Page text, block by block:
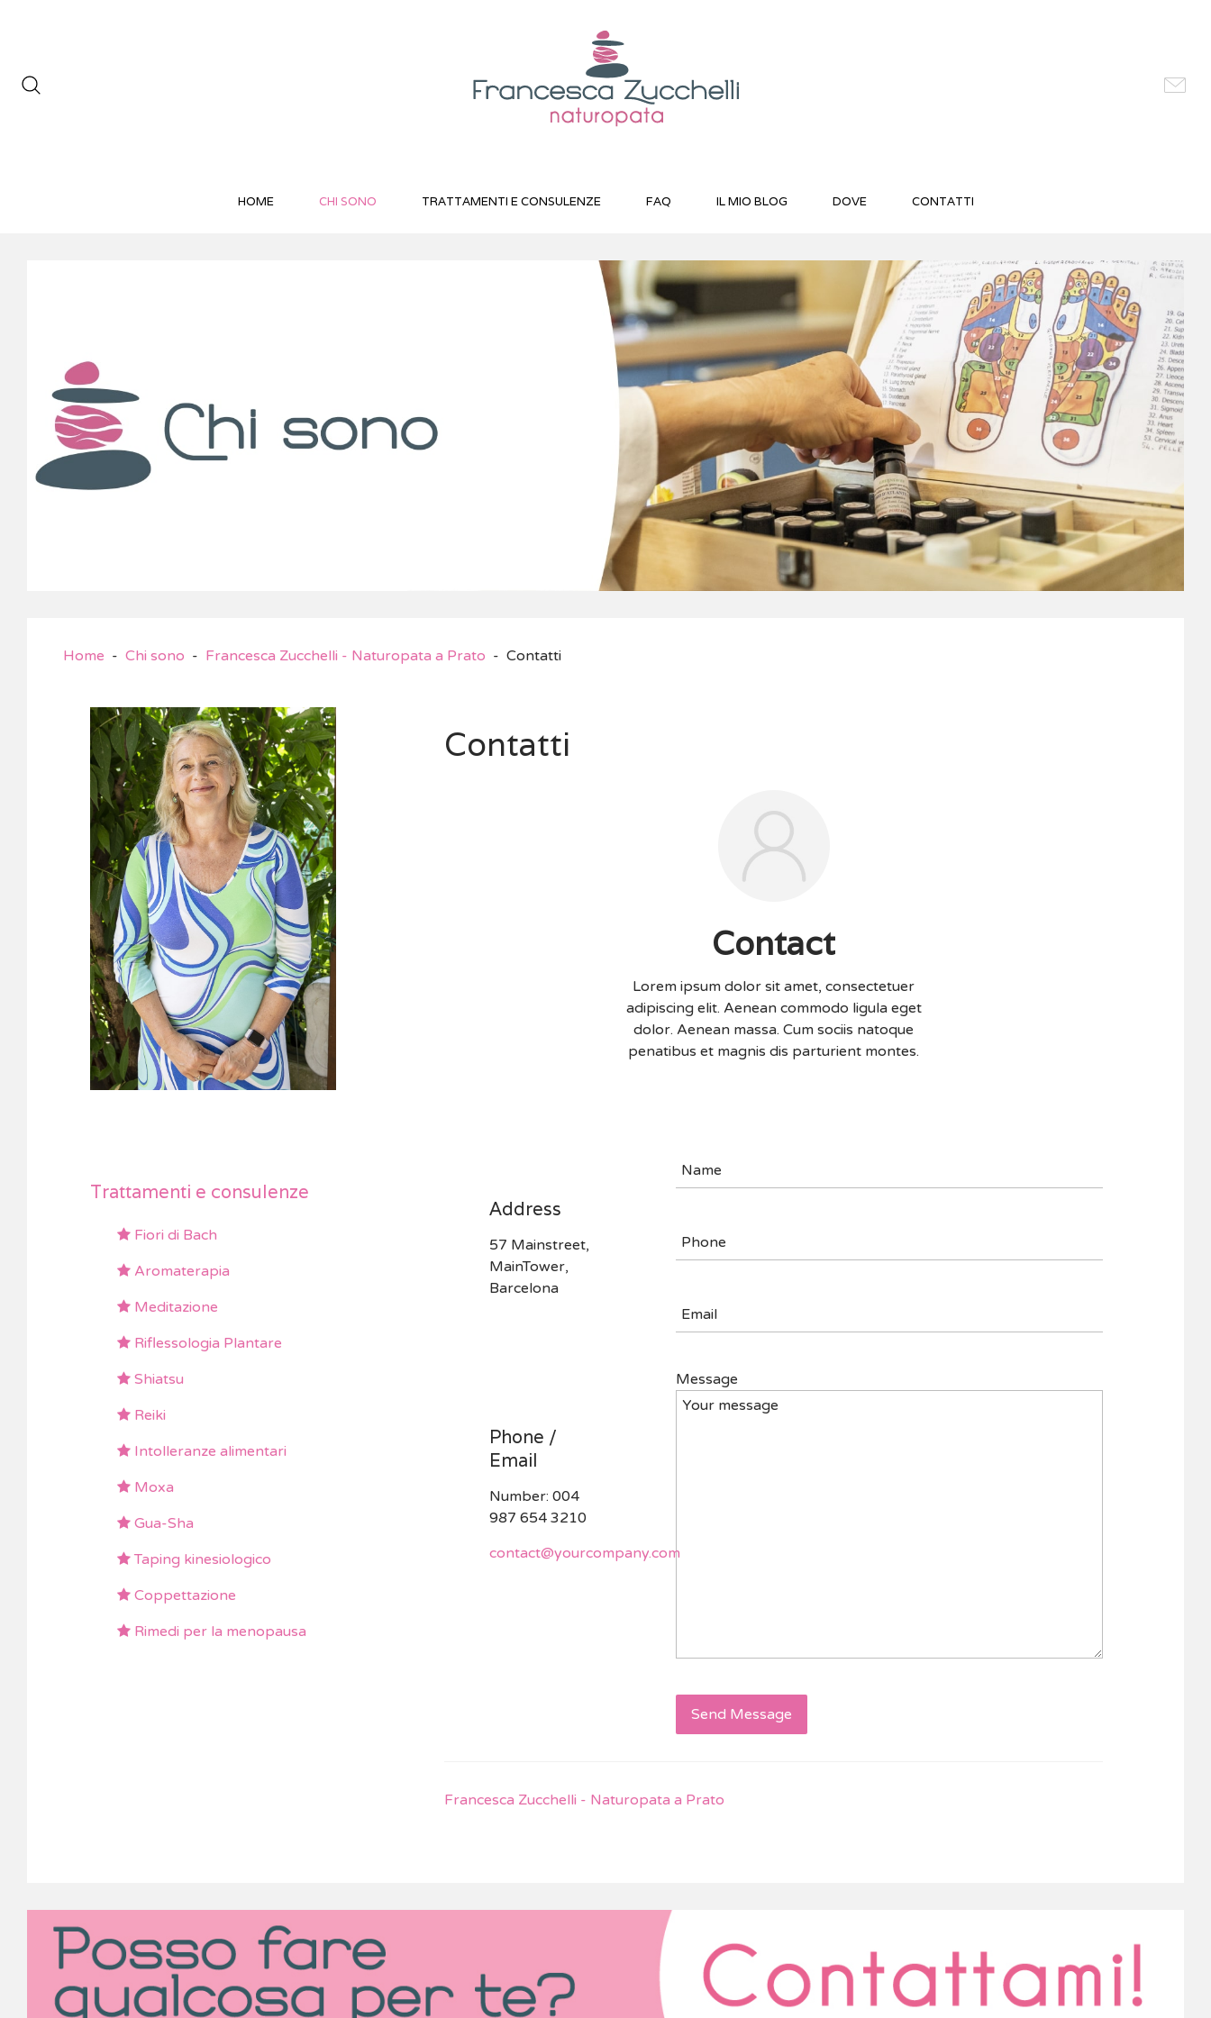
HOME CHI SONO TRATTAMENTI E CONSULENZE FAQ IL MIO BLOG DOVE CONTATTI
Home Chi sono Francesca Zucchelli - Naturopata a Prato Contatti
Contatti
Contact
Lorem ipsum dolor sit amet, consectetuer
adipiscing elit. Aenean commodo ligula eget
dolor. Aenean massa. Cum sociis natoque
penatibus et magnis dis parturient montes.
Address
57 Mainstreet,
MainTower,
Barcelona
Phone /
Email
Number: 004
987 654 3210
contact@yourcompany.com
Message
Send Message
Francesca Zucchelli - Naturopata a Prato
Trattamenti e consulenze
Fiori di Bach
Aromaterapia
Meditazione
Riflessologia Plantare
Shiatsu
Reiki
Intolleranze alimentari
Moxa
Gua-Sha
Taping kinesiologico
Coppettazione
Rimedi per la menopausa